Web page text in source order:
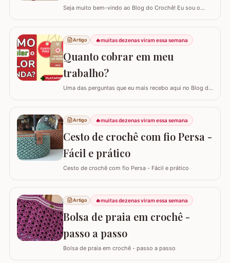
vaso
Seja muito bem-vindo ao Blog do Crochê! Eu sou o
tapete camélia para o pé do vaso sanitário. Este passo
a passo foi elaborado com muito carinho para que você
complete seu jogo de banheiro com perfeição. É uma
peça com encaixe preciso e um…
Artigo 🔥muitas dezenas viram essa semana
Quanto cobrar em meu
trabalho?
Uma das perguntas que eu mais recebo aqui no Blog do
quem já tem estrada, é: "Samuel, quanto eu devo cobrar
pelas minhas peças?". Eu sei que muitas vezes o medo
de cobrar o valor justo e não vender fala mais alto, mas
hoje eu quero te ajudar a mudar…
Artigo 🔥muitas dezenas viram essa semana
Cesto de crochê com fio Persa -
Fácil e prático
Cesto de crochê com fio Persa - Fácil e prático
Artigo 🔥muitas dezenas viram essa semana
Bolsa de praia em crochê -
passo a passo
Bolsa de praia em crochê - passo a passo